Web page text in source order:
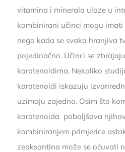
vitamina i minerala ulaze u
kombinirani učinci mogu
nego kada se svaka hranjiva
pojedinačno. Učinci se
karotenoidima. Nekoliko
karotenoidi iskazuju
uzimaju zajedno. Osim što
karotenoida poboljšava
kombiniranjem primjerice
zeaksantina može se očuvati